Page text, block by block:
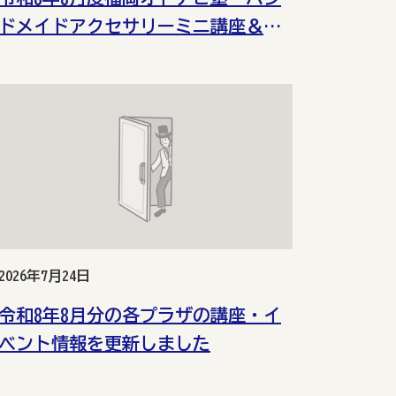
メイドアクセサリーミニ講座＆ワ
年7月24日
和8年8月分の各プラザの講座・イ
ント情報を更新しました